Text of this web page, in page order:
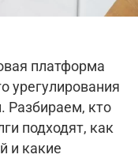
платформа
урегулирования
Разбираем, кто
подходят, как
и какие